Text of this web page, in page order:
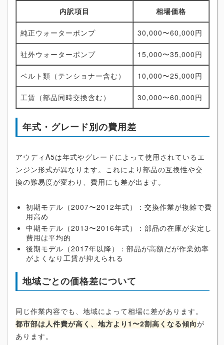
内訳項目 相場価格
純正ウォーターポンプ 30,000〜60,000円
社外ウォーターポンプ 15,000〜35,000円
ベルト類（テンショナー含む） 10,000〜25,000円
工賃（部品同時交換含む） 30,000〜60,000円
年式・グレード別の費用差
アウディA5は年式やグレードによって使用されているエ
ンジン形式が異なります。これにより部品の互換性や交
換の難易度が変わり、費用にも差が出ます。
初期モデル（2007〜2012年式）：交換作業が複雑で費
用高め
中期モデル（2013〜2016年式）：部品の在庫が安定し
費用は平均的
後期モデル（2017年以降）：部品が高額だが作業効率
がよくなり工賃が抑えられる
地域ごとの価格差について
同じ作業内容でも、地域によって相場に差があります。
都市部は人件費が高く、地方より1〜2割高くなる傾向が
あります。